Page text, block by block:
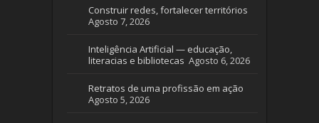
Construir redes, fortalecer territórios
Agosto 7, 2026
Inteligência Artificial — educação,
literacias e bibliotecas Agosto 6, 2026
Retratos de uma profissão em ação
Agosto 5, 2026